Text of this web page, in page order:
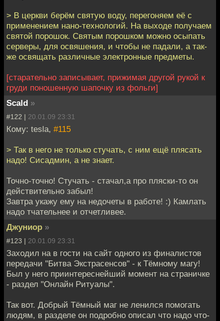
> В церкви берём святую воду, перегоняем её с
применением нано-технологий. На выходе получаем
святой порошок. Святым порошком можно осыпать
серверы, для освяшения, и чтобы не падали, а так-
же освящать различные электронные предметы.
[старательно записывает, прижимая другой рукой к
груди поношенную шапочку из фольги]
Scald »
#122 | 20.01.09 23:31
Кому: tesla, #115
> Так в него не только стучать, с ним ещё плясать
надо! Сисадмин, а не знает.
Точно-точно! Стучать - стачал,а про пляски-то он
действительно забыл!
Завтра укажу ему на недочеты в работе! :) Камлать
надо тчательнее и отчетливее.
Джуниор »
#123 | 20.01.09 23:31
Заходил на в гости на сайт одного из финалистов
передачи "Битва Экстрасенсов" - к Тёмному магу!
Был у него приинтереснейший момент на страничке
- раздел "Онлайн Ритуалы".
Так вот. Добрый Тёмный маг не ленился помогать
людям, в разделе он подробно описал что надо что-